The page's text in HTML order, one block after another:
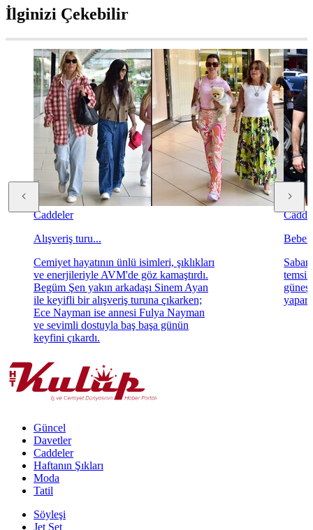
İlginizi Çekebilir
Caddeler
Alışveriş turu...
Cemiyet hayatının ünlü isimleri, şıklıkları
ve enerjileriyle AVM'de göz kamaştırdı.
Begüm Şen yakın arkadaşı Sinem Ayan
ile keyifli bir alışveriş turuna çıkarken;
Ece Nayman ise annesi Fulya Nayman
ve sevimli dostuyla baş başa günün
keyfini çıkardı.
Güncel
Davetler
Caddeler
Haftanın Şıkları
Moda
Tatil
Söyleşi
Jet Set